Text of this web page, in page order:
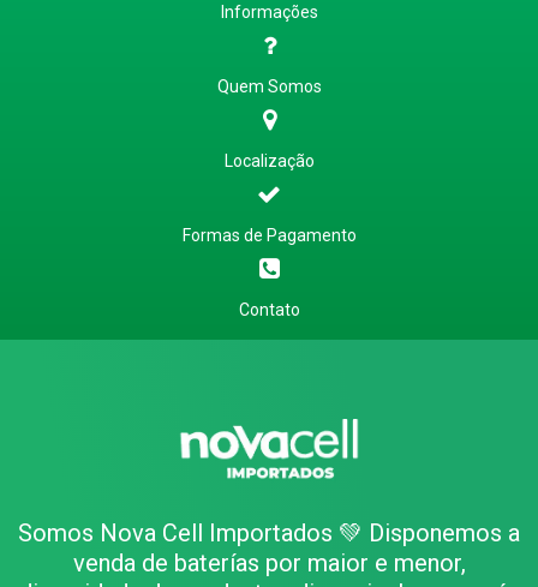
Informações
Quem Somos
Localização
Formas de Pagamento
Contato
Somos Nova Cell Importados 💚 Disponemos a
venda de baterías por maior e menor,